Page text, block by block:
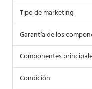
Tipo de marketing
Garantía de los
Componentes
Condición